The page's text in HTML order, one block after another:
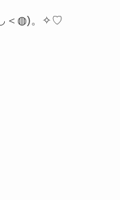
＜◍)。✧♡